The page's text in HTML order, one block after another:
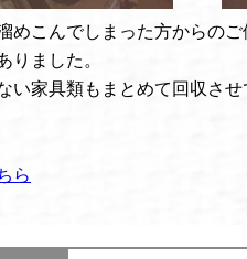
めこんでしまった方からの
りました。
い家具類もまとめて回収さ
ら